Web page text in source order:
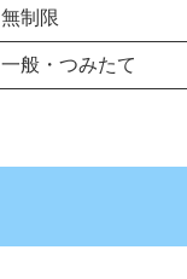
無制限
一般・つみたて